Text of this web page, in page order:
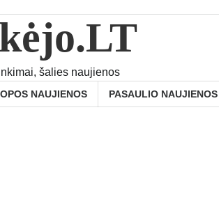
šalies naujienos
NAUJIENOS PASAULIO NAUJIENOS